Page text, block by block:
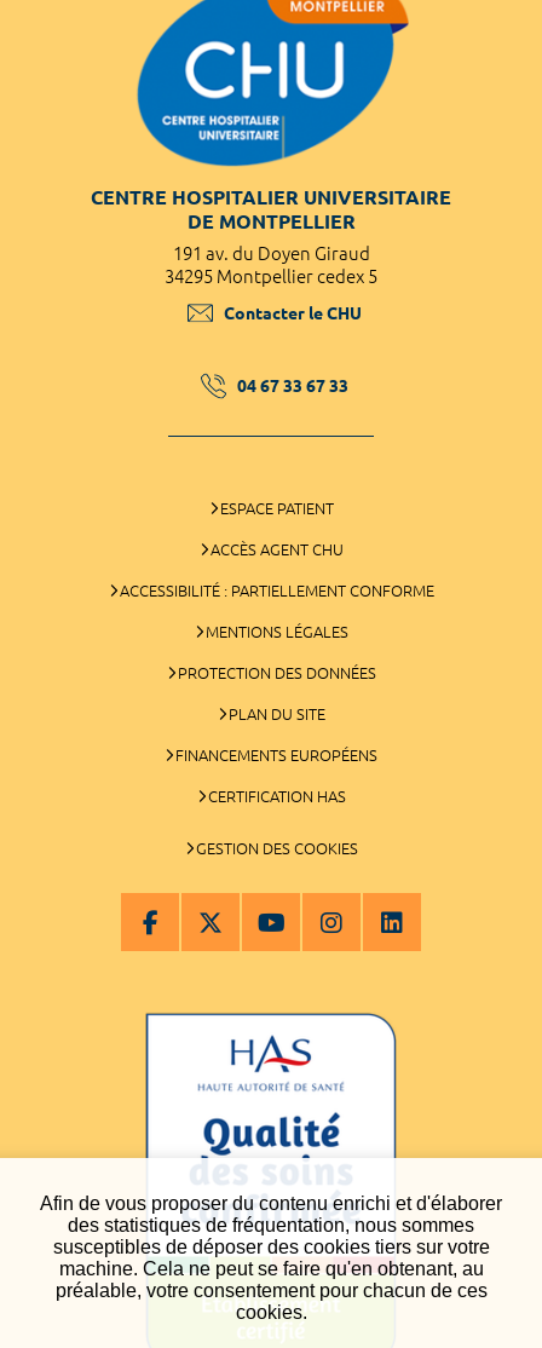
Afin de vous proposer du contenu enrichi et d'élaborer
des statistiques de fréquentation, nous sommes
susceptibles de déposer des cookies tiers sur votre
machine. Cela ne peut se faire qu'en obtenant, au
préalable, votre consentement pour chacun de ces
cookies.
CENTRE HOSPITALIER UNIVERSITAIRE
DE MONTPELLIER
191 av. du Doyen Giraud
34295 Montpellier cedex 5
Contacter le CHU
04 67 33 67 33
ESPACE PATIENT
ACCÈS AGENT CHU
ACCESSIBILITÉ : PARTIELLEMENT CONFORME
MENTIONS LÉGALES
PROTECTION DES DONNÉES
PLAN DU SITE
FINANCEMENTS EUROPÉENS
CERTIFICATION HAS
GESTION DES COOKIES